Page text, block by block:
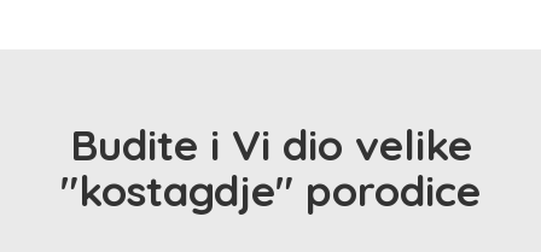
Budite i Vi dio velike
"kostagdje" porodice